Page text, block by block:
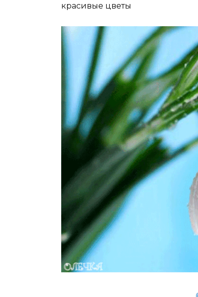
красивые цветы